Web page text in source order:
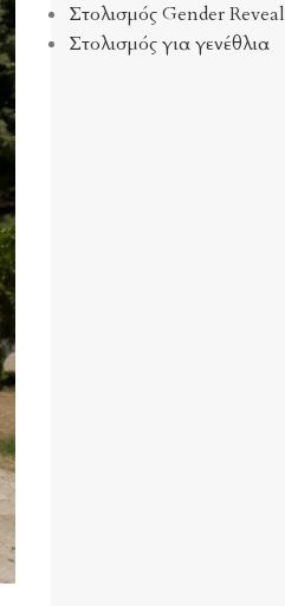
Στολισμός Gender Reveal
Στολισμός για γενέθλια